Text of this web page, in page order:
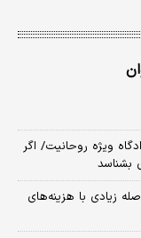
ویژه روحانیت/ اگر
بشناسد
زیادی با هزینه‌های